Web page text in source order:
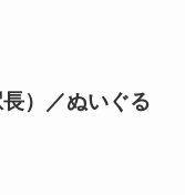
）／ぬいぐる